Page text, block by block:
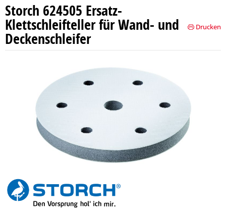
Storch 624505 Ersatz-
Klettschleifteller für Wand- und
Deckenschleifer
Drucken